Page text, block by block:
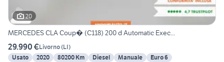
20
MERCEDES CLA Coup� (C118) 200 d Automatic Exec...
29.990 €Livorno(LI)
Usato
2020 80200 Km Diesel Manuale
Euro 6